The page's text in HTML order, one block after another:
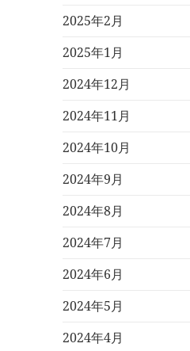
2025年2月
2025年1月
2024年12月
2024年11月
2024年10月
2024年9月
2024年8月
2024年7月
2024年6月
2024年5月
2024年4月